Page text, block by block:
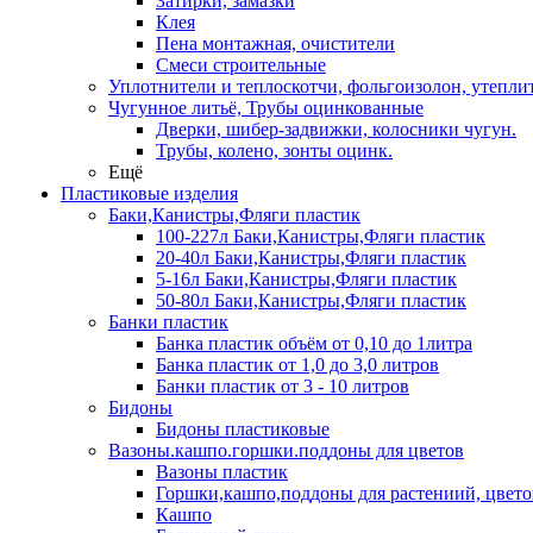
Клея
Пена монтажная, очистители
Смеси строительные
Уплотнители и теплоскотчи, фольгоизолон,
Чугунное литьё, Трубы оцинкованные
Дверки, шибер-задвижки, колосники чугун.
Трубы, колено, зонты оцинк.
Ещё
Пластиковые изделия
Баки,Канистры,Фляги пластик
100-227л Баки,Канистры,Фляги пластик
20-40л Баки,Канистры,Фляги пластик
5-16л Баки,Канистры,Фляги пластик
50-80л Баки,Канистры,Фляги пластик
Банки пластик
Банка пластик объём от 0,10 до 1литра
Банка пластик от 1,0 до 3,0 литров
Банки пластик от 3 - 10 литров
Бидоны
Бидоны пластиковые
Вазоны.кашпо.горшки.поддоны для цветов
Вазоны пластик
Горшки,кашпо,поддоны для растениий,
Кашпо